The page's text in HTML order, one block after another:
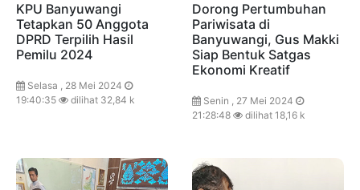
KPU Banyuwangi
Tetapkan 50 Anggota
DPRD Terpilih Hasil
Pemilu 2024
Selasa , 28 Mei 2024
19:40:35
dilihat 32,84 k
Dorong Pertumbuhan
Pariwisata di
Banyuwangi, Gus Makki
Siap Bentuk Satgas
Ekonomi Kreatif
Senin , 27 Mei 2024
21:28:48
dilihat 18,16 k